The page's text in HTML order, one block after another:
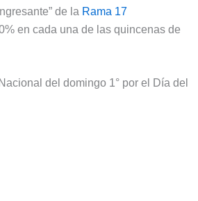
de la Rama 17
en cada una de las quincenas de
del domingo 1° por el Día del